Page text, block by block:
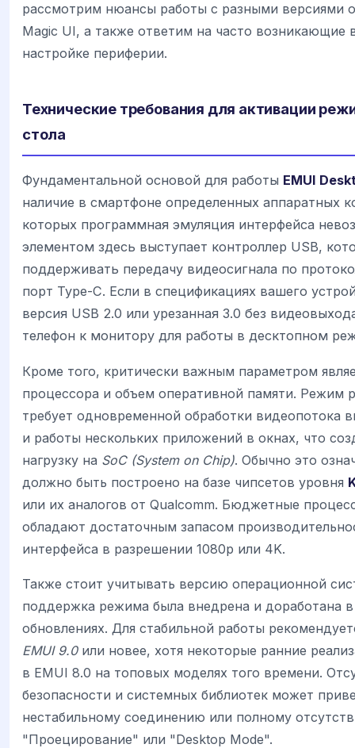
рассмотрим нюансы работы с разными версиями
Magic UI, а также ответим на часто возникающие
настройке периферии.
Технические требования для активации
стола
Фундаментальной основой для работы EMUI
наличие в смартфоне определенных аппаратных
которых программная эмуляция интерфейса
элементом здесь выступает контроллер USB,
поддерживать передачу видеосигнала по
порт Type-C. Если в спецификациях вашего
версия USB 2.0 или урезанная 3.0 без
телефон к монитору для работы в десктопном
Кроме того, критически важным параметром
процессора и объем оперативной памяти. Режим
требует одновременной обработки видеопотока
и работы нескольких приложений в окнах, что
нагрузку на SoC (System on Chip). Обычно это
должно быть построено на базе чипсетов уровня
или их аналогов от Qualcomm. Бюджетные
обладают достаточным запасом
интерфейса в разрешении 1080p или 4K.
Также стоит учитывать версию операционной
поддержка режима была внедрена и доработана
обновлениях. Для стабильной работы
EMUI 9.0или новее, хотя некоторые ранние
в EMUI 8.0 на топовых моделях того времени.
безопасности и системных библиотек может
нестабильному соединению или полному
"Проецирование" или "Desktop Mode".